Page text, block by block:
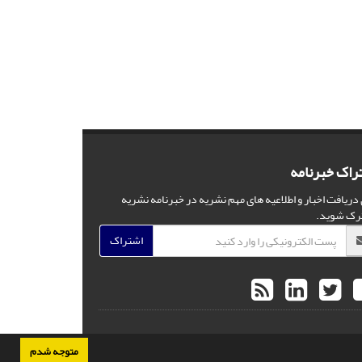
متوجه شدم
خبرنامه
دریافت اخبار و اطلاعیه های مهم نشریه در خبرنامه نشریه
شوید.
اشتراک